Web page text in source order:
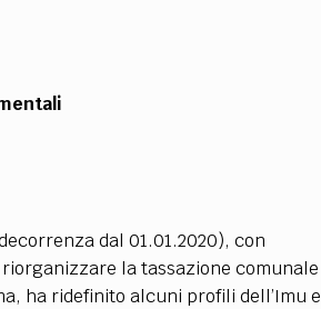
dal 01.01.2020), con
riorganizzare la tassazione comunale
ha ridefinito alcuni profili dell’Imu e